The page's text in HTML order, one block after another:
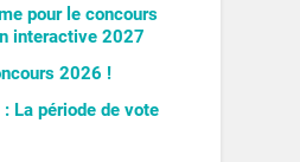
pour le concours
interactive 2027
2026 !
La période de vote